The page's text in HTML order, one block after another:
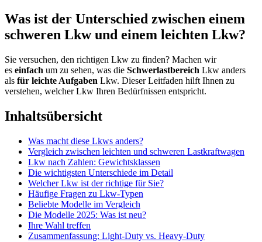
Was ist der Unterschied zwischen einem
schweren Lkw und einem leichten Lkw?
Sie versuchen, den richtigen Lkw zu finden? Machen wir
es einfach um zu sehen, was die Schwerlastbereich Lkw anders
als für leichte Aufgaben Lkw. Dieser Leitfaden hilft Ihnen zu
verstehen, welcher Lkw Ihren Bedürfnissen entspricht.
Inhaltsübersicht
Was macht diese Lkws anders?
Vergleich zwischen leichten und schweren Lastkraftwagen
Lkw nach Zahlen: Gewichtsklassen
Die wichtigsten Unterschiede im Detail
Welcher Lkw ist der richtige für Sie?
Häufige Fragen zu Lkw-Typen
Beliebte Modelle im Vergleich
Die Modelle 2025: Was ist neu?
Ihre Wahl treffen
Zusammenfassung: Light-Duty vs. Heavy-Duty